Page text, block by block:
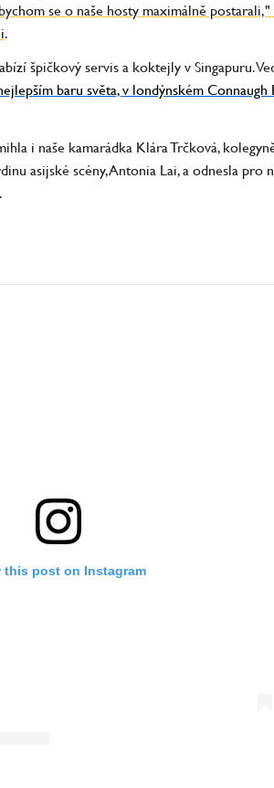
se o naše hosty maximálně
.
špičkový servis a koktejly v Singapuru.
baru světa, v londýnském Connaugh
i naše kamarádka Klára Trčková,
asijské scény, Antonia Lai, a odnesla
this post on Instagram